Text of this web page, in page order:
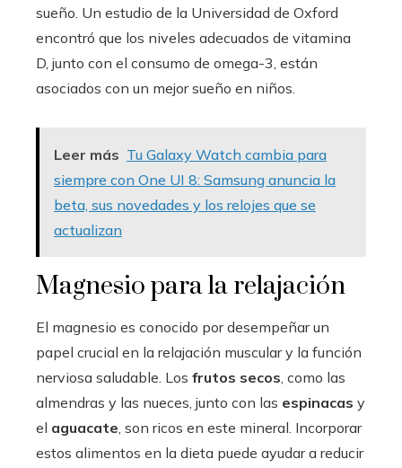
sueño. Un estudio de la Universidad de Oxford
encontró que los niveles adecuados de vitamina
D, junto con el consumo de omega-3, están
asociados con un mejor sueño en niños.
Leer más Tu Galaxy Watch cambia para
siempre con One UI 8: Samsung anuncia la
beta, sus novedades y los relojes que se
actualizan
Magnesio para la relajación
El magnesio es conocido por desempeñar un
papel crucial en la relajación muscular y la función
nerviosa saludable. Los frutos secos, como las
almendras y las nueces, junto con las espinacas y
el aguacate, son ricos en este mineral. Incorporar
estos alimentos en la dieta puede ayudar a reducir